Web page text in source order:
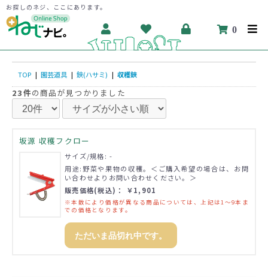
お探しのネジ、ここにあります。
0
TOP | 園芸道具 | 鋏(ハサミ) | 収穫鋏
23件の商品が見つかりました
坂源 収穫フクロー
サイズ/規格: -
用途:野菜や果物の収穫。＜ご購入希望の場合は、お問
い合わせよりお問い合わせください。＞
販売価格(税込)： ￥1,901
※本数により価格が異なる商品については、上記は1～9本ま
での価格となります。
ただいま品切れ中です。